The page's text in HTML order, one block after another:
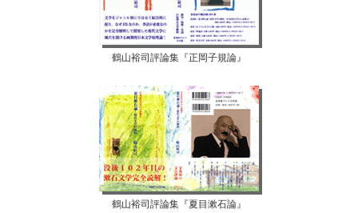
鶴山裕司評論集『正岡子規論』
鶴山裕司評論集『夏目漱石論』